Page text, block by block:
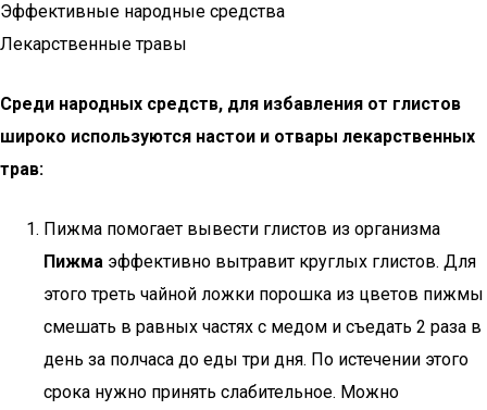
Эффективные народные средства
Лекарственные травы
Среди народных средств, для избавления от глистов
широко используются настои и отвары лекарственных
трав:
Пижма помогает вывести глистов из организма
Пижма эффективно вытравит круглых глистов. Для
этого треть чайной ложки порошка из цветов пижмы
смешать в равных частях с медом и съедать 2 раза в
день за полчаса до еды три дня. По истечении этого
срока нужно принять слабительное. Можно